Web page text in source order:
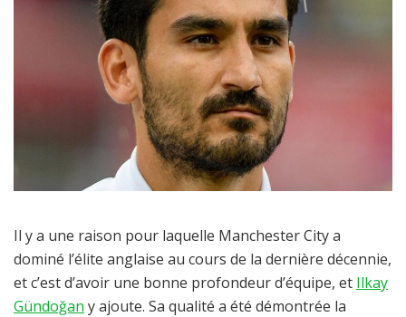
Il y a une raison pour laquelle Manchester City a
dominé l’élite anglaise au cours de la dernière décennie,
et c’est d’avoir une bonne profondeur d’équipe, et Ilkay
Gündoğan y ajoute. Sa qualité a été démontrée la